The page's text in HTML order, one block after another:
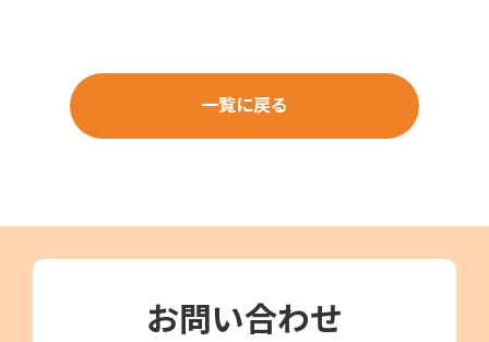
一覧に戻る
お問い合わせ